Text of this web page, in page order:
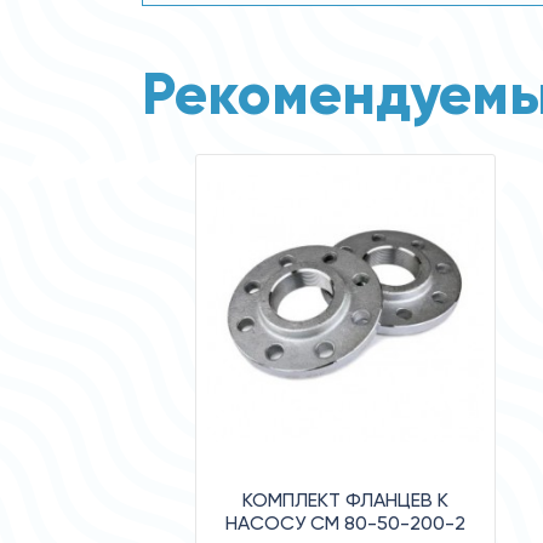
КОМПЛЕКТ ФЛАНЦЕВ К
НАСОСУ СМ 80-50-200-2